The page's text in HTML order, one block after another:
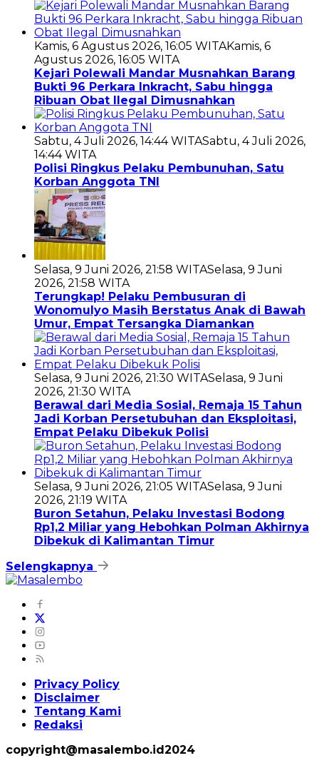
Kamis, 6 Agustus 2026, 16:05 WITAKamis, 6
Agustus 2026, 16:05 WITA
Kejari Polewali Mandar Musnahkan Barang
Bukti 96 Perkara Inkracht, Sabu hingga
Ribuan Obat Ilegal Dimusnahkan
Sabtu, 4 Juli 2026, 14:44 WITASabtu, 4 Juli 2026,
14:44 WITA
Polisi Ringkus Pelaku Pembunuhan, Satu
Korban Anggota TNI
Selasa, 9 Juni 2026, 21:58 WITASelasa, 9 Juni
2026, 21:58 WITA
Terungkap! Pelaku Pembusuran di
Wonomulyo Masih Berstatus Anak di Bawah
Umur, Empat Tersangka Diamankan
Selasa, 9 Juni 2026, 21:30 WITASelasa, 9 Juni
2026, 21:30 WITA
Berawal dari Media Sosial, Remaja 15 Tahun
Jadi Korban Persetubuhan dan Eksploitasi,
Empat Pelaku Dibekuk Polisi
Selasa, 9 Juni 2026, 21:05 WITASelasa, 9 Juni
2026, 21:19 WITA
Buron Setahun, Pelaku Investasi Bodong
Rp1,2 Miliar yang Hebohkan Polman Akhirnya
Dibekuk di Kalimantan Timur
Selengkapnya
Privacy Policy
Disclaimer
Tentang Kami
Redaksi
copyright@masalembo.id2024